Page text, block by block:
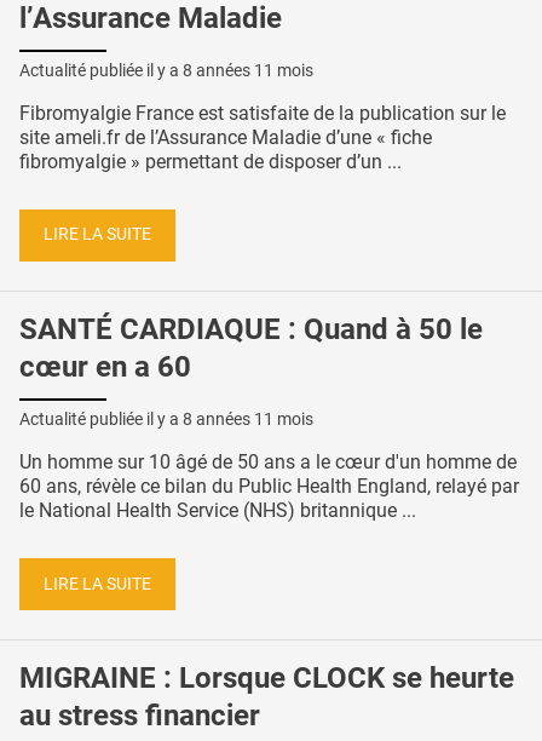
l’Assurance Maladie
Actualité publiée il y a 8 années 11 mois
Fibromyalgie France est satisfaite de la publication sur le
site ameli.fr de l’Assurance Maladie d’une « fiche
fibromyalgie » permettant de disposer d’un ...
LIRE LA SUITE
SANTÉ CARDIAQUE : Quand à 50 le
cœur en a 60
Actualité publiée il y a 8 années 11 mois
Un homme sur 10 âgé de 50 ans a le cœur d'un homme de
60 ans, révèle ce bilan du Public Health England, relayé par
le National Health Service (NHS) britannique ...
LIRE LA SUITE
MIGRAINE : Lorsque CLOCK se heurte
au stress financier